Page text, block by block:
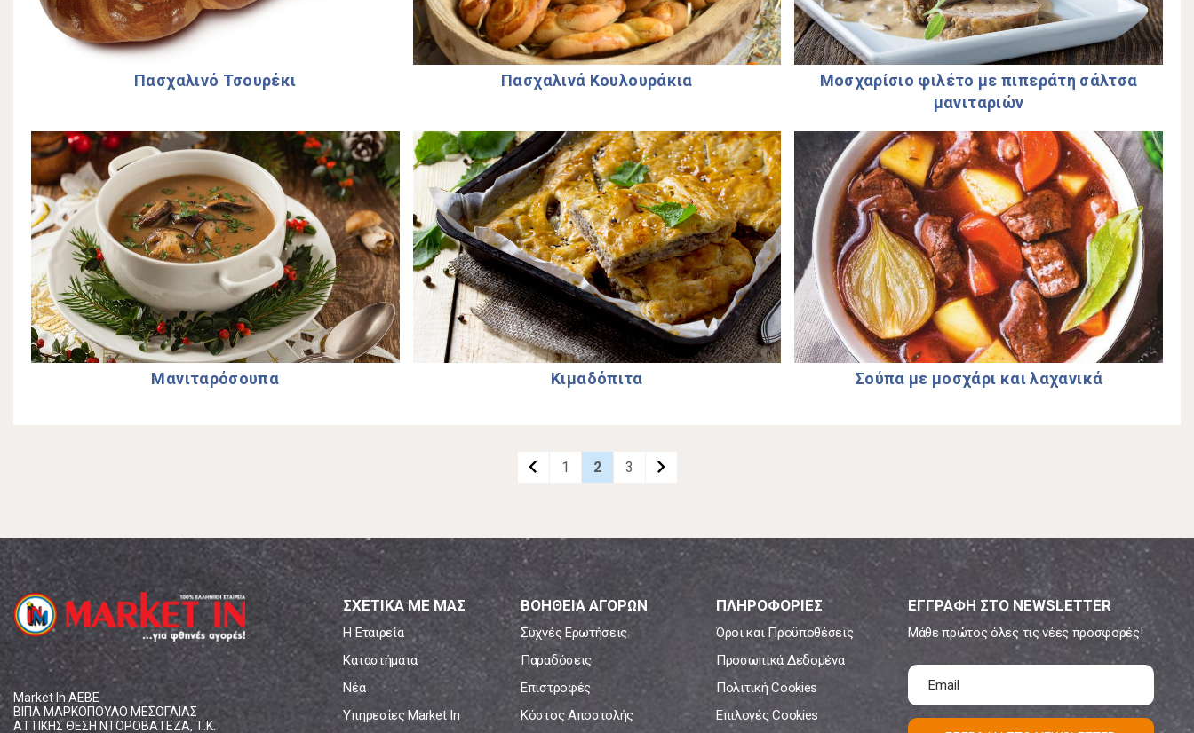
Πασχαλινό Τσουρέκι Πασχαλινά Κουλουράκια
Μοσχαρίσιο φιλέτο µε πιπεράτη σάλτσα
µανιταριών
Μανιταρόσουπα Κιµαδόπιτα Σούπα με μοσχάρι και λαχανικά
navigate_before 1 2 3 keyboard_arrow_right
Market In ΑΕΒΕ
ΒΙΠΑ ΜΑΡΚΟΠΟΥΛΟ ΜΕΣΟΓΑΙΑΣ
ΑΤΤΙΚΗΣ ΘΕΣΗ ΝΤΟΡΟΒΑΤΕΖΑ, Τ.Κ.
ΣΧΕΤΙΚΑ ΜΕ ΜΑΣ
Η Εταιρεία
Καταστήματα
Νέα
Υπηρεσίες Market In
ΒΟΗΘΕΙΑ ΑΓΟΡΩΝ
Συχνές Ερωτήσεις
Παραδόσεις
Επιστροφές
Κόστος Αποστολής
ΠΛΗΡΟΦΟΡΙΕΣ
Όροι και Προϋποθέσεις
Προσωπικά Δεδομένα
Πολιτική Cookies
Επιλογές Cookies
ΕΓΓΡΑΦΗ ΣΤΟ NEWSLETTER
Μάθε πρώτος όλες τις νέες προσφορές!